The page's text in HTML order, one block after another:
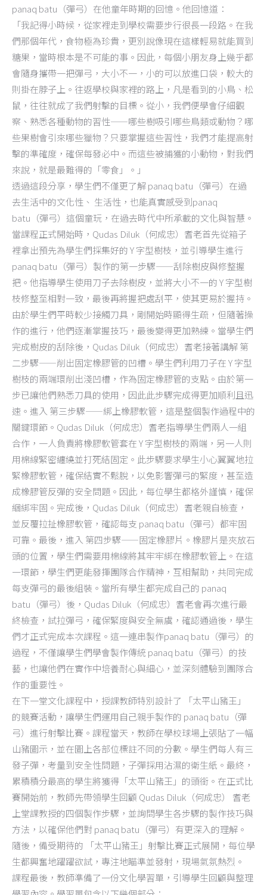
panaq batu（彈弓）在他童年時期的回憶。他回憶道：
「我記得小時候，從家裡走到學校需要步行很長一段路。在我
們那個年代，食物極為珍貴，更別說像現在這樣輕易就能買到
糖果，當時根本是不可能的事。因此，每個小朋友身上幾乎都
會隨身攜帶一把彈弓，大小不一，小的可以放進口袋，較大的
則掛在脖子上。往返學校與家裡的路上，凡是看到的小鳥、松
鼠，往往就成了我們射擊的目標。從小，我們便學會仔細觀
察、熟悉各種動物的習性——哪些樹吸引哪些鳥類或動物？哪
些果樹會引來哪些獵物？只要掌握這些習性，我們才能提高射
擊的準確度，確保每發必中。而這些被捕獲的小動物，對我們
來說，就是最難得的「零食」。」
透過這段分享，學生們不僅更了解 panaq batu（彈弓）在過
去生活中的文化性、 生活性，也能真實感受到panaq
batu（彈弓）這個童玩，在過去時代中所承載的文化與智慧。
當課程正式開始時，Qudas Diluk（何成忠）耆老首先從箱子
裡拿出預先為學生們採集好的 Y 字型樹枝，並引導學生進行
panaq batu（彈弓）製作的第一步驟——刮除樹皮與修整握
把。他指導學生使用刀子去除樹皮，並將大小不一的 Y 字型樹
枝修整至相對一致，最後再將握把處刮平，使其更易於握持。
由於學生們平時較少接觸刀具，剛開始時顯得生疏，但隨著操
作的進行，他們逐漸掌握技巧，最後變得更加熟練。當學生們
完成樹皮的刮除後，Qudas Diluk（何成忠）耆老接著講解 第
二步驟——削出固定橡膠管的凹槽。學生們利用刀子在 Y 字型
樹枝的兩端環削出淺凹槽，作為固定橡膠管的支點。由於第一
步已讓他們熟悉刀具的使用，因此此步驟完成得更加順利且迅
速。進入 第三步驟——綁上橡膠軟管，這是整個製作過程中的
關鍵環節。Qudas Diluk（何成忠）耆老指導學生們兩人一組
合作，一人負責將橡膠軟管套在 Y 字型樹枝的兩端，另一人則
用棉線緊密纏繞並打死結固定。此步驟要求學生小心翼翼地拉
緊橡膠軟管，確保結實不鬆脫，以免影響彈弓的緊度，甚至造
成橡膠管反彈的安全問題。因此，每位學生都格外謹慎，確保
綑綁牢固。完成後，Qudas Diluk（何成忠）耆老親自檢查，
並反覆拉扯橡膠軟管，確認每支 panaq batu（彈弓）都牢固
可靠。最後，進入 第四步驟——固定橡膠片。橡膠片是夾放石
頭的位置，學生們需要用棉線將其牢牢綁在橡膠軟管上。在這
一環節，學生們更能發揮團隊合作精神，互相幫助，共同完成
每支彈弓的最後組裝。當所有學生都完成自己的 panaq
batu（彈弓）後，Qudas Diluk（何成忠）耆老會再次進行最
終檢查，試拉彈弓，確保緊度與安全無虞，確認通過後，學生
們才正式完成本次課程。這一連串製作panaq batu（彈弓）的
過程，不僅讓學生們學會製作傳統 panaq batu（彈弓）的技
藝，也讓他們在實作中培養耐心與細心，並深刻體驗到團隊合
作的重要性。
在下一堂文化課程中，授課教師特別設計了 「太平山豬王」
的競賽活動，讓學生們運用自己親手製作的 panaq batu（彈
弓）進行射擊比賽。課程當天，教師在學校球場上張貼了一幅
山豬圖示，並在圖上各部位標註不同的分數。學生們每人有三
發子彈，考量到安全性問題，子彈採用沾濕的衛生紙。最終，
累積積分最高的學生將獲得「太平山豬王」的頭銜。在正式比
賽開始前，教師先帶領學生回顧 Qudas Diluk（何成忠） 耆老
上堂課教授的四個製作步驟，並詢問學生各步驟的製作技巧與
方法，以確保他們對 panaq batu（彈弓）有更深入的理解。
隨後，備受期待的 「太平山豬王」射擊比賽正式展開，每位學
生都興奮地躍躍欲試，專注地瞄準並發射，現場氣氛熱烈。
課程最後，教師準備了一份文化學習單，引導學生回顧與整理